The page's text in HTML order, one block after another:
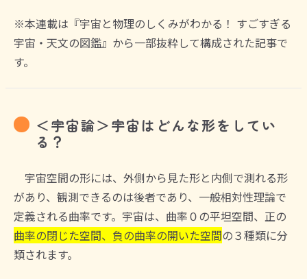
※本連載は『宇宙と物理のしくみがわかる！ すごすぎる
宇宙・天文の図鑑』から一部抜粋して構成された記事で
す。
＜宇宙論＞宇宙はどんな形をしてい
る？
宇宙空間の形には、外側から見た形と内側で測れる形
があり、観測できるのは後者であり、一般相対性理論で
定義される曲率です。宇宙は、曲率０の平坦空間、正の
曲率の閉じた空間、負の曲率の開いた空間の３種類に分
類されます。